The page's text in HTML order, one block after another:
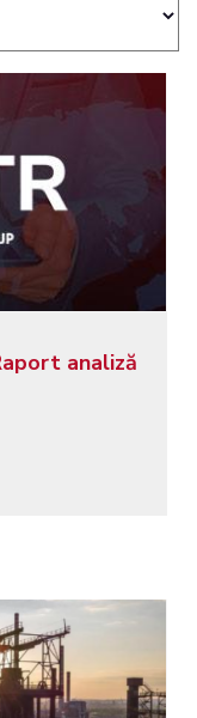
analiză